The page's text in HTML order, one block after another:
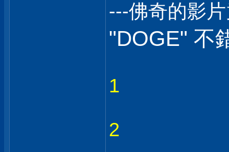
---佛奇的影
"DOGE" 不
1
2